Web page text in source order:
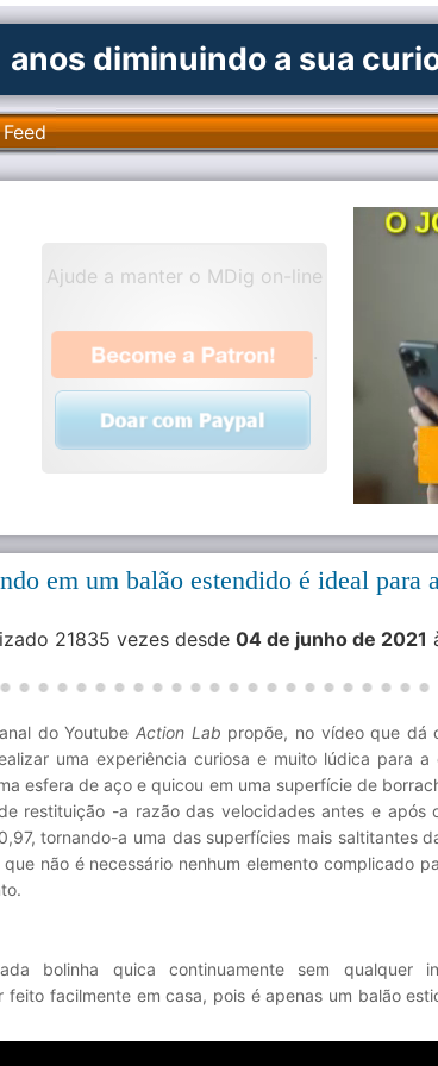
anos diminuindo a sua
Feed
Ajude a manter o MDig on-line
.
em um balão estendido é ideal para
21835 vezes desde 04 de junho de 2021
do YoutubeAction Lab propõe, no vídeo que dá
uma experiência curiosa e muito lúdica para a
esfera de aço e quicou em uma superfície de
restituição -a razão das velocidades antes e após
tornando-a uma das superfícies mais saltitantes
não é necessário nenhum elemento complicado
bolinha quica continuamente sem qualquer
facilmente em casa, pois é apenas um balão